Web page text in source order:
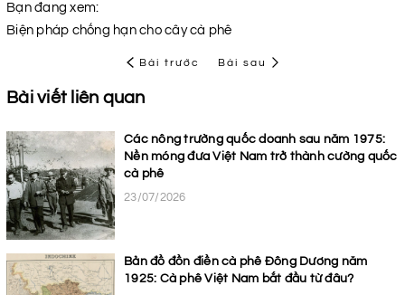
Bạn đang xem:
Biện pháp chống hạn cho cây cà phê
Bài trước Bài sau
Bài viết liên quan
Các nông trường quốc doanh sau năm 1975:
Nền móng đưa Việt Nam trở thành cường quốc
cà phê
23/07/2026
Bản đồ đồn điền cà phê Đông Dương năm
1925: Cà phê Việt Nam bắt đầu từ đâu?